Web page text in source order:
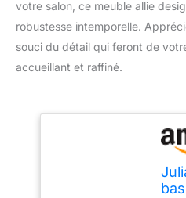
votre salon, ce meuble allie
robustesse intemporelle.
souci du détail qui feront de
accueillant et raffiné.